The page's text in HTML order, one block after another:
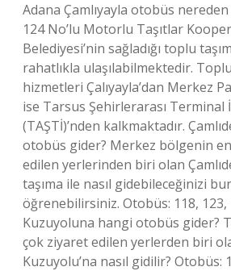
Adana Çamlıyayla otobüs
124 No’lu Motorlu Taşıtlar
Belediyesi’nin sağladığı toplu
rahatlıkla ulaşılabilmektedir.
hizmetleri Çalıyayla’dan Merkez
ise Tarsus Şehirlerarası Terminal
(TAŞTİ)’nden kalkmaktadır.
otobüs gider? Merkez bölgenin
edilen yerlerinden biri olan
taşıma ile nasıl gidebileceğinizi
öğrenebilirsiniz. Otobüs: 118, 123,
Kuzuyoluna hangi otobüs gider?
çok ziyaret edilen yerlerden biri
Kuzuyolu’na nasıl gidilir? Otobüs: